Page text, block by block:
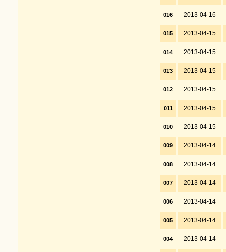
016 2013-04-16
015 2013-04-15
014 2013-04-15
013 2013-04-15
012 2013-04-15
011 2013-04-15
010 2013-04-15
009 2013-04-14
008 2013-04-14
007 2013-04-14
006 2013-04-14
005 2013-04-14
004 2013-04-14